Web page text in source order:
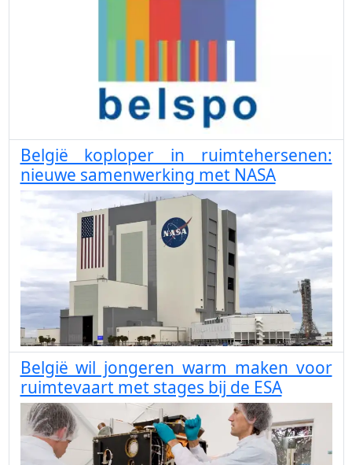
België koploper in ruimtehersenen:
nieuwe samenwerking met NASA
België wil jongeren warm maken voor
ruimtevaart met stages bij de ESA